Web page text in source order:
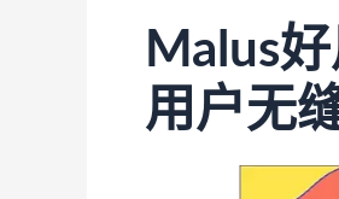
Malus
用户无